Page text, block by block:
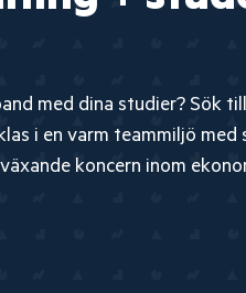
med dina studier? Sök
i en varm teammiljö med
koncern inom